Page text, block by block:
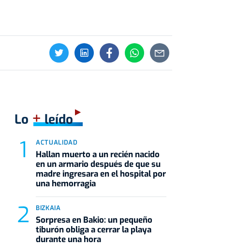
Lo +leído
ACTUALIDAD
Hallan muerto a un recién nacido
en un armario después de que su
madre ingresara en el hospital por
una hemorragia
BIZKAIA
Sorpresa en Bakio: un pequeño
tiburón obliga a cerrar la playa
durante una hora